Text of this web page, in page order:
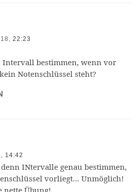
22:23
bestimmen, wenn vor
Notenschlüssel steht?
14:42
INtervalle genau bestimmen,
vorliegt… Unmöglich!